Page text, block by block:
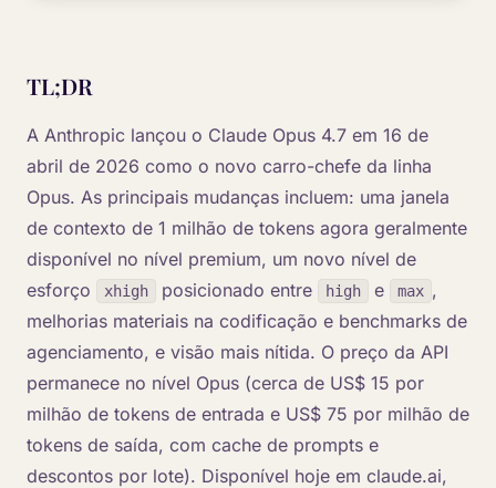
TL;DR
A Anthropic lançou o Claude Opus 4.7 em 16 de
abril de 2026 como o novo carro-chefe da linha
Opus. As principais mudanças incluem: uma janela
de contexto de 1 milhão de tokens agora geralmente
disponível no nível premium, um novo nível de
esforço
xhigh posicionado entre high e max ,
melhorias materiais na codificação e benchmarks de
agenciamento, e visão mais nítida. O preço da API
permanece no nível Opus (cerca de US$ 15 por
milhão de tokens de entrada e US$ 75 por milhão de
tokens de saída, com cache de prompts e
descontos por lote). Disponível hoje em claude.ai,